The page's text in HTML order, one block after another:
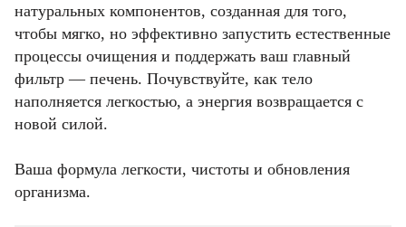
натуральных компонентов, созданная для того,
чтобы мягко, но эффективно запустить естественные
процессы очищения и поддержать ваш главный
фильтр — печень. Почувствуйте, как тело
наполняется легкостью, а энергия возвращается с
новой силой.
Ваша формула легкости, чистоты и обновления
организма.